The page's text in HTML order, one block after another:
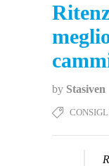
by Stasiven